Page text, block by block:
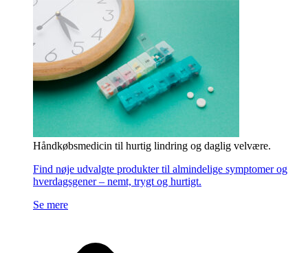
Håndkøbsmedicin til hurtig lindring og daglig velvære.
Find nøje udvalgte produkter til almindelige symptomer og
hverdagsgener – nemt, trygt og hurtigt.
Se mere